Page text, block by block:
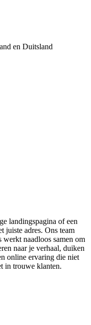
en Duitsland
landingspagina of een
juiste adres. Ons team
werkt naadloos samen om
naar je verhaal, duiken
online ervaring die niet
in trouwe klanten.